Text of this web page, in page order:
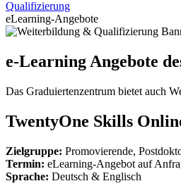
Qualifizierung
eLearning-Angebote
e-Learning Angebote
Das Graduiertenzentrum bietet auch
TwentyOne Skills
Zielgruppe: Promovierende,
Termin: eLearning-Angebot auf
Sprache: Deutsch & Englisch